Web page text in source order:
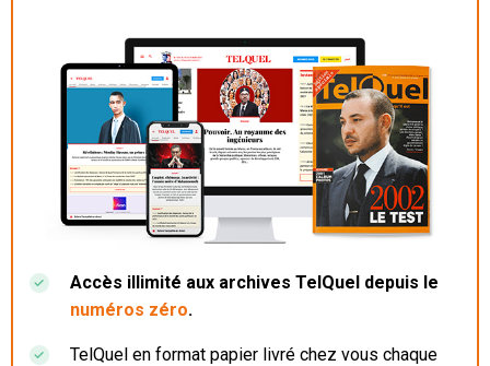
Accès illimité aux archives TelQuel depuis le
numéros zéro.
TelQuel en format papier livré chez vous chaque